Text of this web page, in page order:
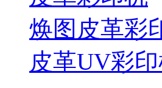
焕图皮革彩
皮革UV彩